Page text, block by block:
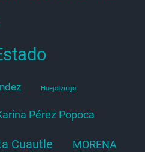
Huejotzingo
Pérez Popoca
Cuautle MORENA